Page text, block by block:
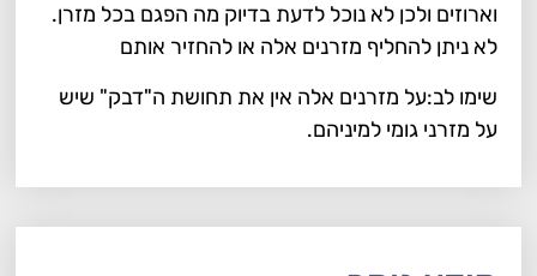
וארוזים ולכן לא נוכל לדעת בדיוק מה הפגם בכל מזרן.
לא ניתן להחליף מזרנים אלה או להחזיר אותם
שימו לב:על מזרנים אלה אין את תחושת ה"דבק" שיש
על מזרני גומי למיניהם.